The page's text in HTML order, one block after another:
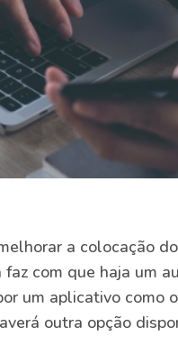
a colocação
com que haja um
um aplicativo como
outra opção